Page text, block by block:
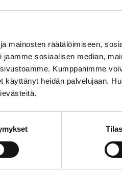
mainosten räätälöimiseen,
sosiaalisen median,
Kumppanimme
käyttänyt heidän palvelujaan.